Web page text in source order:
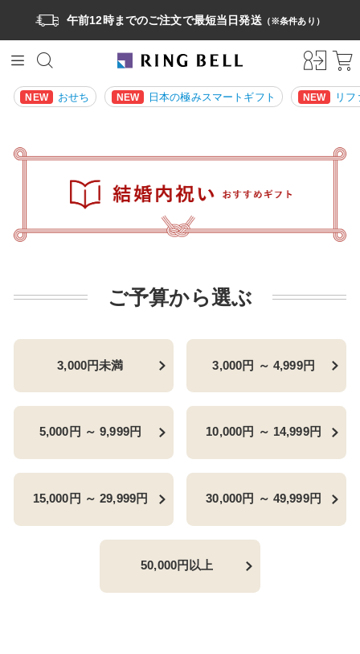
午前12時までのご注文で最短当日発送（※条件あり）
NEW おせち NEW 日本の極みスマートギフト NEW リ
ご予算から選ぶ
3,000円未満 3,000円 ～ 4,999円
5,000円 ～ 9,999円 10,000円 ～ 14,999円
15,000円 ～ 29,999円 30,000円 ～ 49,999円
50,000円以上